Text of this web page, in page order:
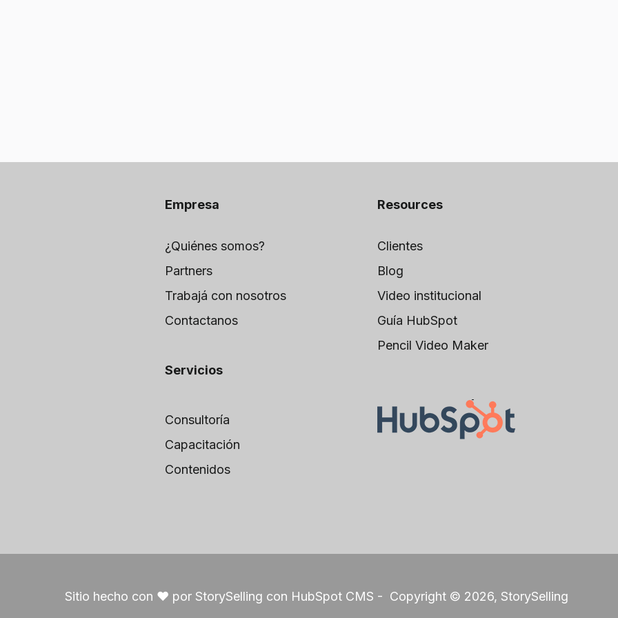
Empresa
¿Quiénes somos?
Partners
Trabajá con nosotros
Contactanos
Servicios
Consultoría
Capacitación
Contenidos
Resources
Clientes
Blog
Video institucional
Guía HubSpot
Pencil Video Maker
Sitio hecho con ❤️ por StorySelling con HubSpot CMS - Copyright © 2026, StorySelling